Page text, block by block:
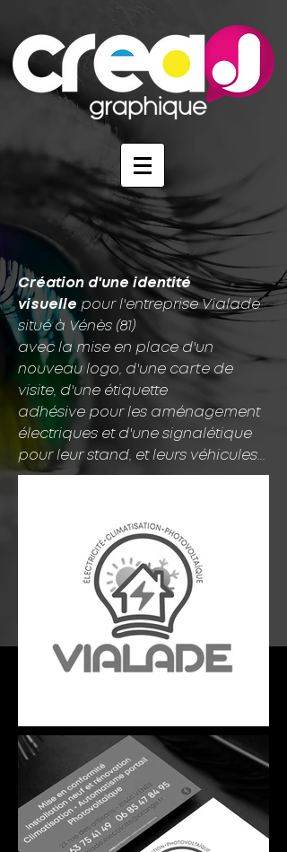
Création d'une identité
visuelle pour l'entreprise Vialade
situé à Vénès (81)
avec la mise en place d'un
nouveau logo, d'une carte de
visite, d'une étiquette
adhésive pour les aménagement
électriques et d'une signalétique
pour leur stand, et leurs véhicules...